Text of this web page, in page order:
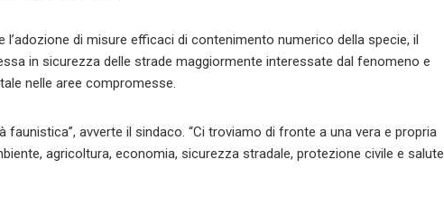
di misure efficaci di contenimento numerico della specie, il
in sicurezza delle strade maggiormente interessate dal fenomeno e
nelle aree compromesse.
faunistica”, avverte il sindaco. “Ci troviamo di fronte a una vera e propria
agricoltura, economia, sicurezza stradale, protezione civile e salute